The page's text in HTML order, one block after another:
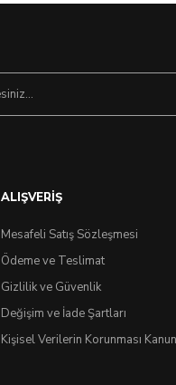
ALIŞVERİŞ
Mesafeli Satış Sözleşmesi
Ödeme ve Teslimat
Gizlilik ve Güvenlik
Değişim ve İade Şartları
Kişisel Verilerin Korunması